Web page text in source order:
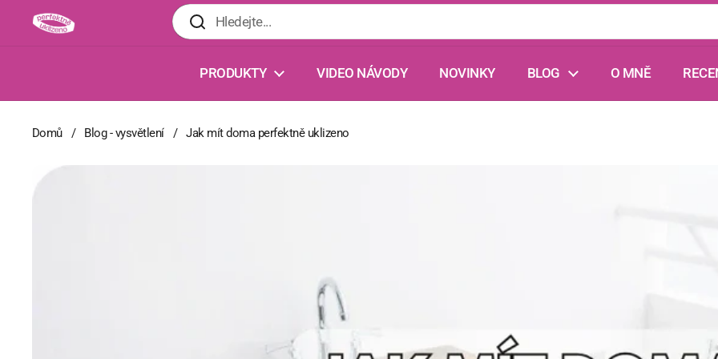
PRODUKTY VIDEO NÁVODY NOVINKY BLOG O MNĚ
Domů / Blog - vysvětlení / Jak mít doma perfektně uklizeno